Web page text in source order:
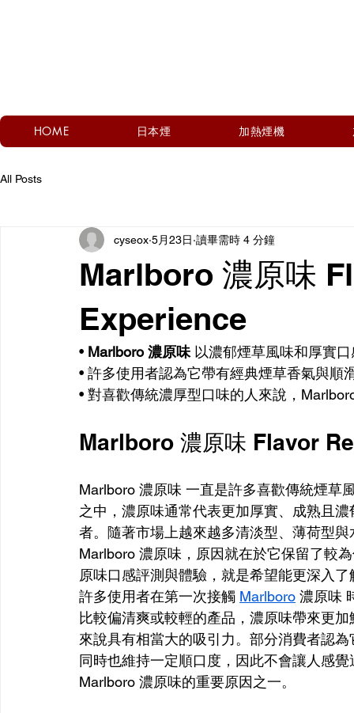
HOME 日本煙 加熱煙機
All Posts
Marlboro 濃原味
Experience
cyseox 5月23日 讀畢需時 4 分鐘
• Marlboro 濃原味 以濃郁煙草風味和厚實
• 許多使用者認為它帶有經典煙草香氣與順
• 對喜歡傳統濃厚型口味的人來說，
Marlboro 濃原味 Flavor
Marlboro 濃原味 一直是許多喜歡傳統煙草
之中，濃原味通常代表更加厚實、成熟且
者。隨著市場上越來越多清淡型、薄荷型
Marlboro 濃原味，原因就在於它保留了較
原味口感評測與體驗，就是希望能更深入
許多使用者在第一次接觸 Marlboro 濃原味
比較偏清爽或較輕的產品，濃原味帶來更
來說具有相當大的吸引力。部分消費者認
同時也維持一定順口度，因此不會讓人感
Marlboro 濃原味的重要原因之一。